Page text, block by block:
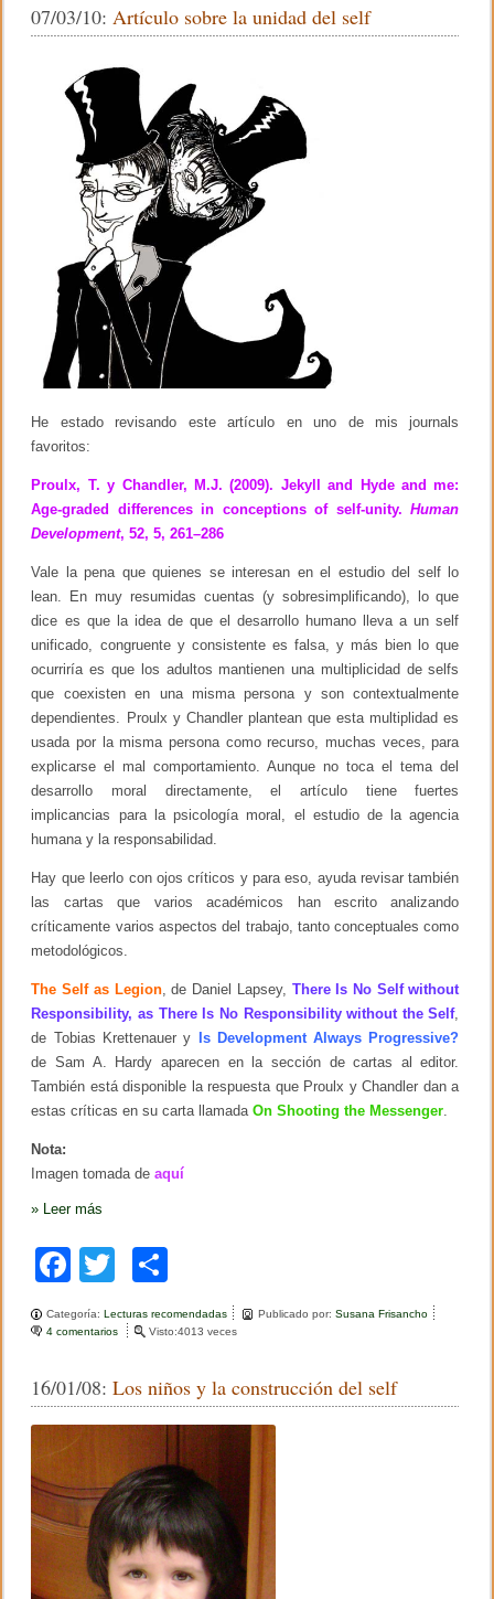
b
o
o
k
ar
r
m
i
d
a
c
u
l
t
u
a
p
r
s
o
p
i
o
l
ó
i
o
07/03/10:Artículo sobre la unidad del self
He estado revisando este artículo en uno de mis journals
favoritos:
Proulx, T. y Chandler, M.J. (2009). Jekyll and Hyde and me:
Age-graded differences in conceptions of self-unity.Human
Development, 52, 5, 261–286
Vale la pena que quienes se interesan en el estudio del self lo
lean. En muy resumidas cuentas (y sobresimplificando), lo que
dice es que la idea de que el desarrollo humano lleva a un self
unificado, congruente y consistente es falsa, y más bien lo que
ocurriría es que los adultos mantienen una multiplicidad de selfs
que coexisten en una misma persona y son contextualmente
dependientes. Proulx y Chandler plantean que esta multiplidad es
usada por la misma persona como recurso, muchas veces, para
explicarse el mal comportamiento. Aunque no toca el tema del
desarrollo moral directamente, el artículo tiene fuertes
implicancias para la psicología moral, el estudio de la agencia
humana y la responsabilidad.
Hay que leerlo con ojos críticos y para eso, ayuda revisar también
las cartas que varios académicos han escrito analizando
críticamente varios aspectos del trabajo, tanto conceptuales como
metodológicos.
The Self as Legion, de Daniel Lapsey, There Is No Self without
Responsibility, as There Is No Responsibility without the Self,
de Tobias Krettenauer y
Is Development Always Progressive?
de Sam A. Hardy aparecen en la sección de cartas al editor.
También está disponible la respuesta que Proulx y Chandler dan a
estas críticas en su carta llamadaOn Shooting the Messenger
Nota:
Imagen tomada deaquí
» Leer más
F
a
c
b
o
o
k
tt
m
ar
tir
Categoría:Lecturas recomendadas Publicado por:Susana Frisancho
4 comentarios
r
c
u
o
s
o
b
r
e
Visto:4013 veces
16/01/08:Los niños y la construcción del self